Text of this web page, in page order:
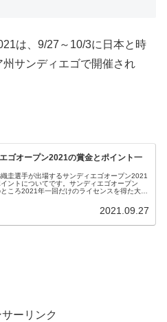
は、9/27～10/3に日本と時
サンディエゴで開催され
ゴオープン2021の賞金とポイント一
圭選手が出場するサンディエゴオープン2021
ントについてです。サンディエゴオープン
ころ2021年一回だけのライセンスを得た大会
2021.09.27
ーリンク